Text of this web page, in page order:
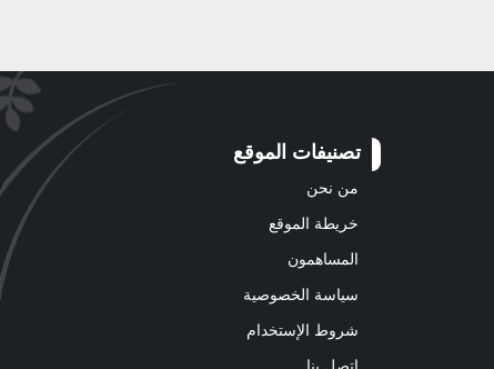
تصنيفات الموقع
من نحن
خريطة الموقع
المساهمون
سياسة الخصوصية
شروط الإستخدام